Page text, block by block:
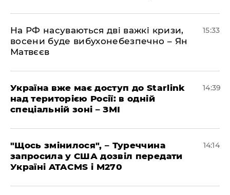
На РФ насуваються дві важкі кризи,
восени буде вибухонебезпечно – Ян
Матвєєв
15:33
Україна вже має доступ до Starlink
над територією Росії: в одній
спеціальній зоні – ЗМІ
14:39
"Щось змінилося", – Туреччина
запросила у США дозвіл передати
Україні ATACMS і M270
14:14